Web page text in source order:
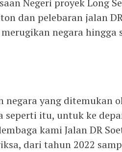
Negeri proyek Long
dan pelebaran jalan
negara hingga
yang ditemukan
seperti itu, untuk ke
kami Jalan DR
dari tahun 2022